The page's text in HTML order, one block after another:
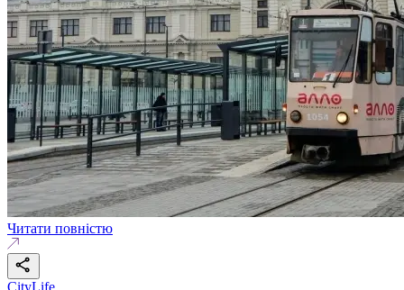
Читати повністю
CityLife